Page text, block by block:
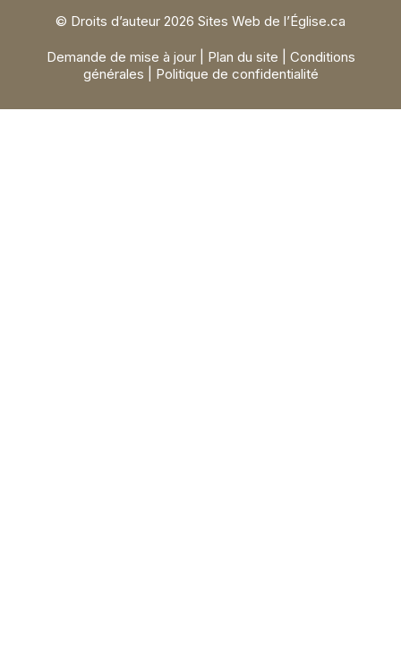
© Droits d’auteur 2026 Sites Web de l’Église.ca
Demande de mise à jour | Plan du site | Conditions
générales | Politique de confidentialité